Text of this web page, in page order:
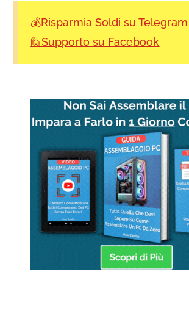
💰Risparmia Soldi su Telegram
🙋Supporto su Facebook